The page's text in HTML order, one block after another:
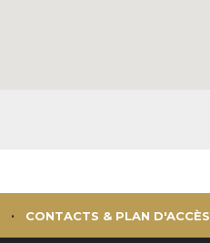
CONTACTS & PLAN D'ACCÈS